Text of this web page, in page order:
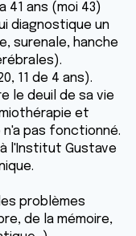
41 ans (moi 43)
diagnostique un
surenale, hanche
11 de 4 ans).
le deuil de sa vie
et
pas fonctionné.
l'Institut Gustave
problèmes
de la mémoire,